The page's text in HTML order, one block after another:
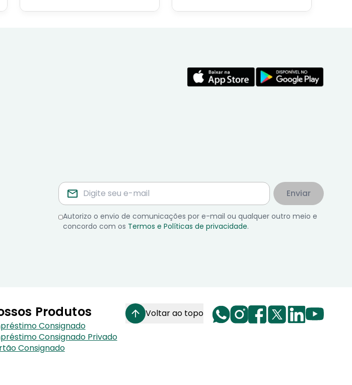
simular online.
economista especialista no
Enviar
Autorizo o envio de comunicações por e-mail ou qualquer outro meio e
concordo com os Termos e Políticas de privacidade.
Produtos
Consignado
Consignado Privado
Consignado
Voltar ao topo